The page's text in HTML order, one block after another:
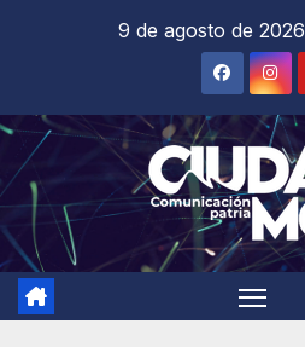
9 de agosto de 2026